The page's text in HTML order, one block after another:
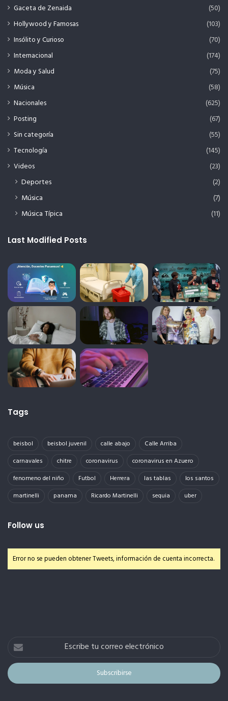
Gaceta de Zenaida
(50)
Hollywood y Famosas
(103)
Insólito y Curioso
(70)
Internacional
(174)
Moda y Salud
(75)
Música
(58)
Nacionales
(625)
Posting
(67)
Sin categoría
(55)
Tecnología
(145)
Videos
(23)
Deportes
(2)
Música
(7)
Música Típica
(11)
Last Modified Posts
Tags
beisbol beisbol juvenil calle abajo
Calle Arriba
carnavales
chitre coronavirus
coronavirus en Azuero
fenomeno del niño
Futbol Herrera las tablas
los santos
martinelli
panama Ricardo Martinelli sequia uber
Follow us
Error no se pueden obtener Tweets, información de cuenta incorrecta.
Escribe
correo
electrónico